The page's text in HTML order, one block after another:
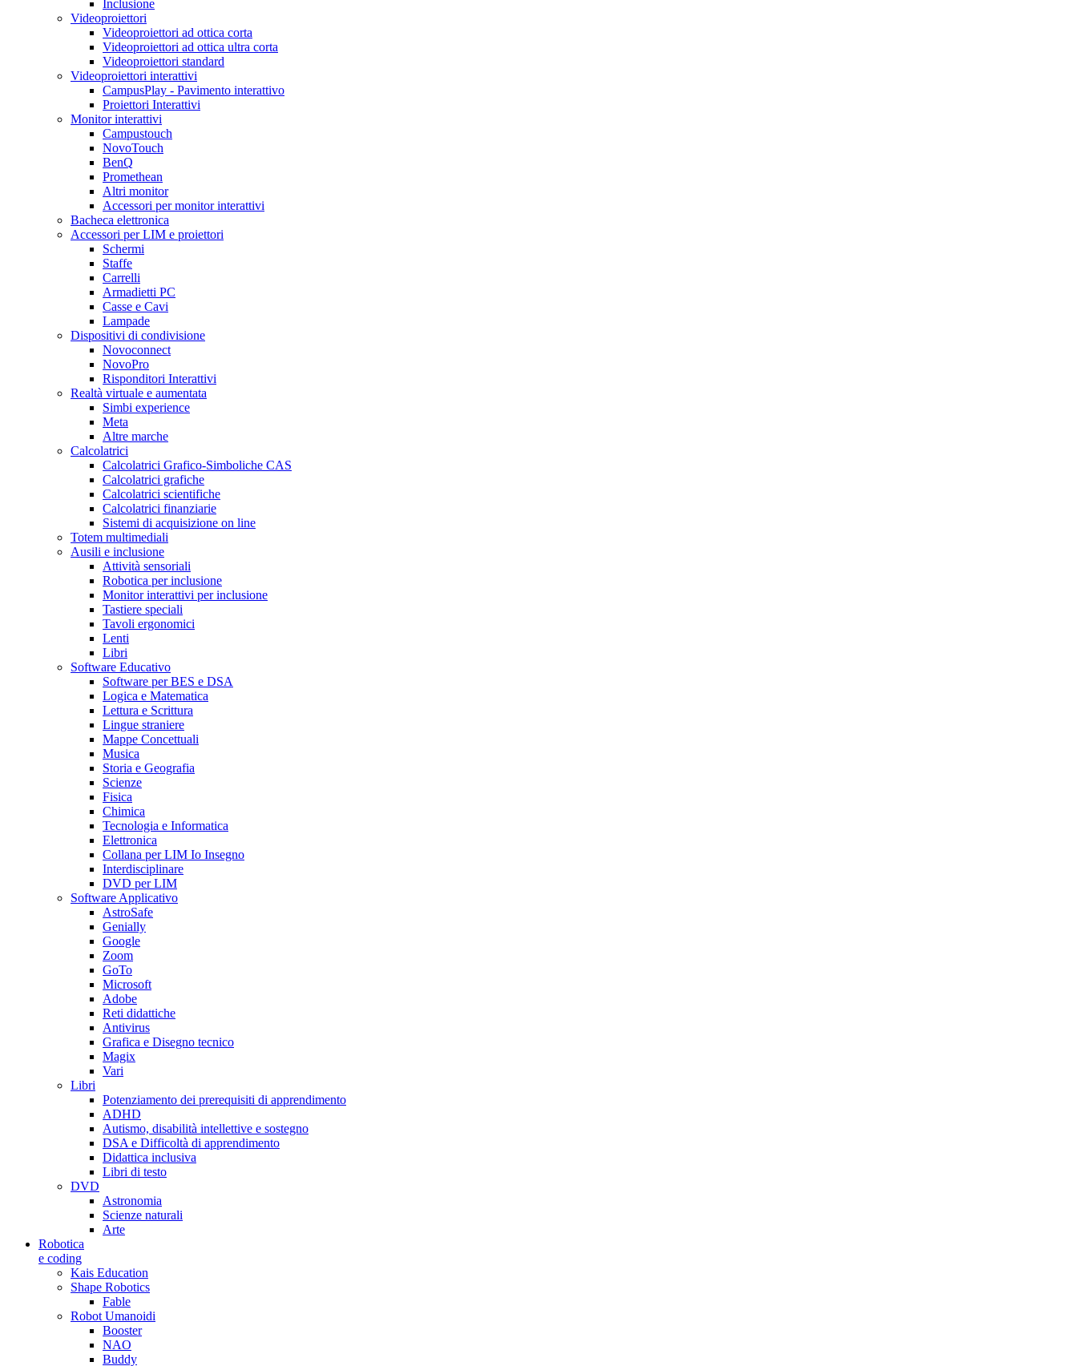
Inclusione
Videoproiettori
Videoproiettori ad ottica corta
Videoproiettori ad ottica ultra corta
Videoproiettori standard
Videoproiettori interattivi
CampusPlay - Pavimento interattivo
Proiettori Interattivi
Monitor interattivi
Campustouch
NovoTouch
BenQ
Promethean
Altri monitor
Accessori per monitor interattivi
Bacheca elettronica
Accessori per LIM e proiettori
Schermi
Staffe
Carrelli
Armadietti PC
Casse e Cavi
Lampade
Dispositivi di condivisione
Novoconnect
NovoPro
Risponditori Interattivi
Realtà virtuale e aumentata
Simbi experience
Meta
Altre marche
Calcolatrici
Calcolatrici Grafico-Simboliche CAS
Calcolatrici grafiche
Calcolatrici scientifiche
Calcolatrici finanziarie
Sistemi di acquisizione on line
Totem multimediali
Ausili e inclusione
Attività sensoriali
Robotica per inclusione
Monitor interattivi per inclusione
Tastiere speciali
Tavoli ergonomici
Lenti
Libri
Software Educativo
Software per BES e DSA
Logica e Matematica
Lettura e Scrittura
Lingue straniere
Mappe Concettuali
Musica
Storia e Geografia
Scienze
Fisica
Chimica
Tecnologia e Informatica
Elettronica
Collana per LIM Io Insegno
Interdisciplinare
DVD per LIM
Software Applicativo
AstroSafe
Genially
Google
Zoom
GoTo
Microsoft
Adobe
Reti didattiche
Antivirus
Grafica e Disegno tecnico
Magix
Vari
Libri
Potenziamento dei prerequisiti di apprendimento
ADHD
Autismo, disabilità intellettive e sostegno
DSA e Difficoltà di apprendimento
Didattica inclusiva
Libri di testo
DVD
Astronomia
Scienze naturali
Arte
Robotica
e coding
Kais Education
Shape Robotics
Fable
Robot Umanoidi
Booster
NAO
Buddy